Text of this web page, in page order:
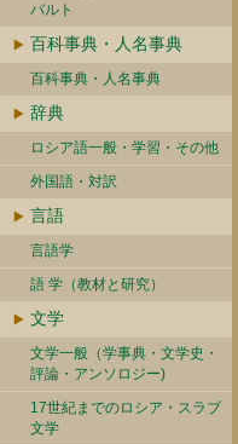
バルト
百科事典・人名事典
百科事典・人名事典
辞典
ロシア語一般・学習・その他
外国語・対訳
言語
言語学
語 学（教材と研究）
文学
文学一般（学事典・文学史・
評論・アンソロジー)
17世紀までのロシア・スラブ
文学